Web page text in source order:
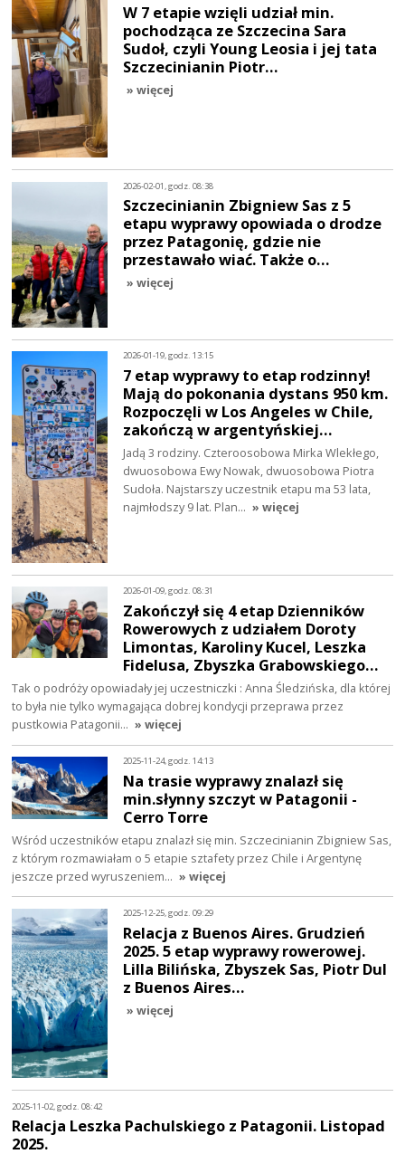
W 7 etapie wzięli udział min.
pochodząca ze Szczecina Sara
Sudoł, czyli Young Leosia i jej tata
Szczecinianin Piotr…
» więcej
2026-02-01, godz. 08:38
Szczecinianin Zbigniew Sas z 5
etapu wyprawy opowiada o drodze
przez Patagonię, gdzie nie
przestawało wiać. Także o…
» więcej
2026-01-19, godz. 13:15
7 etap wyprawy to etap rodzinny!
Mają do pokonania dystans 950 km.
Rozpoczęli w Los Angeles w Chile,
zakończą w argentyńskiej…
Jadą 3 rodziny. Czteroosobowa Mirka Wlekłego,
dwuosobowa Ewy Nowak, dwuosobowa Piotra
Sudoła. Najstarszy uczestnik etapu ma 53 lata,
najmłodszy 9 lat. Plan… » więcej
2026-01-09, godz. 08:31
Zakończył się 4 etap Dzienników
Rowerowych z udziałem Doroty
Limontas, Karoliny Kucel, Leszka
Fidelusa, Zbyszka Grabowskiego…
Tak o podróży opowiadały jej uczestniczki : Anna Śledzińska, dla której
to była nie tylko wymagająca dobrej kondycji przeprawa przez
pustkowia Patagonii… » więcej
2025-11-24, godz. 14:13
Na trasie wyprawy znalazł się
min.słynny szczyt w Patagonii -
Cerro Torre
Wśród uczestników etapu znalazł się min. Szczecinianin Zbigniew Sas,
z którym rozmawiałam o 5 etapie sztafety przez Chile i Argentynę
jeszcze przed wyruszeniem… » więcej
2025-12-25, godz. 09:29
Relacja z Buenos Aires. Grudzień
2025. 5 etap wyprawy rowerowej.
Lilla Bilińska, Zbyszek Sas, Piotr Dul
z Buenos Aires…
» więcej
2025-11-02, godz. 08:42
Relacja Leszka Pachulskiego z Patagonii. Listopad
2025.